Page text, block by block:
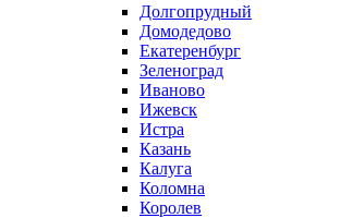
Долгопрудный
Домодедово
Екатеренбург
Зеленоград
Иваново
Ижевск
Истра
Казань
Калуга
Коломна
Королев